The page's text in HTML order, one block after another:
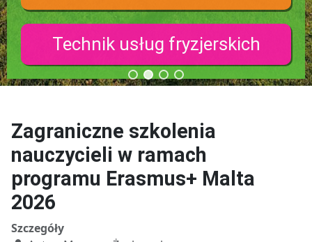
Technik usług fryzjerskich
Zagraniczne szkolenia
nauczycieli w ramach
programu Erasmus+ Malta
2026
Szczegóły